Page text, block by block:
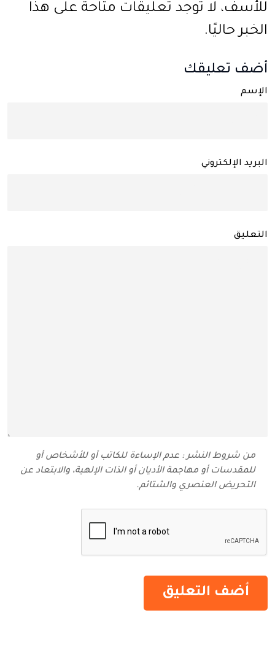
للأسف، لا توجد تعليقات متاحة على هذا
الخبر حاليًا.
أضف تعليقك
الإسم
البريد الإلكتروني
التعليق
من شروط النشر : عدم الإساءة للكاتب أو للأشخاص أو
للمقدسات أو مهاجمة الأديان أو الذات الإلهية، والابتعاد عن
التحريض العنصري والشتائم‬.